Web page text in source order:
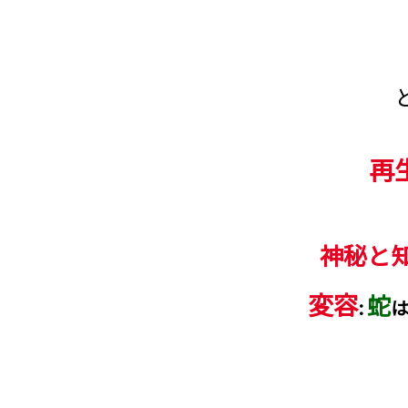
再
神秘と
変容:蛇